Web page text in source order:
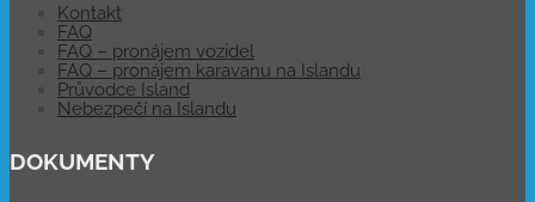
Kontakt
FAQ
FAQ – pronájem vozidel
FAQ – pronájem karavanu na Islandu
Průvodce Island
Nebezpečí na Islandu
DOKUMENTY